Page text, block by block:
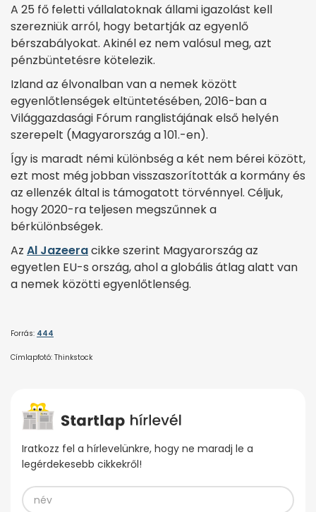
A 25 fő feletti vállalatoknak állami igazolást kell
szerezniük arról, hogy betartják az egyenlő
bérszabályokat. Akinél ez nem valósul meg, azt
pénzbüntetésre kötelezik.
Izland az élvonalban van a nemek között
egyenlőtlenségek eltüntetésében, 2016-ban a
Világgazdasági Fórum ranglistájának első helyén
szerepelt (Magyarország a 101.-en).
Így is maradt némi különbség a két nem bérei között,
ezt most még jobban visszaszorították a kormány és
az ellenzék által is támogatott törvénnyel. Céljuk,
hogy 2020-ra teljesen megszűnnek a
bérkülönbségek.
Az Al Jazeeracikke szerint Magyarország az
egyetlen EU-s ország, ahol a globális átlag alatt van
a nemek közötti egyenlőtlenség.
Forrás: 444
Címlapfotó: Thinkstock
Iratkozz fel a hírlevelünkre, hogy ne maradj le a
legérdekesebb cikkekről!